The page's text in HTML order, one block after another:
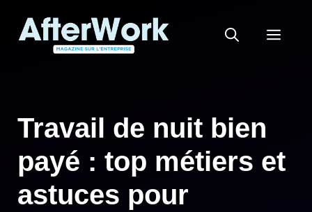
Travail de nuit bien
payé : top métiers et
astuces pour